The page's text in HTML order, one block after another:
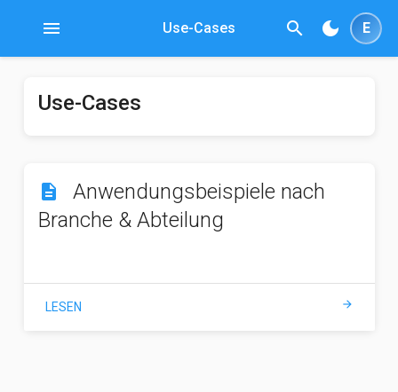
menu Use-Cases search dark_mode E
Use-Cases
description
Anwendungsbeispiele nach
Branche & Abteilung
LESEN arrow_forward